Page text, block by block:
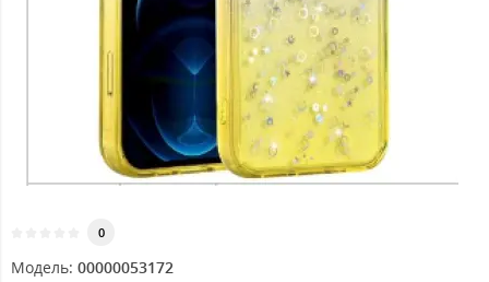
0
Модель: 00000053172